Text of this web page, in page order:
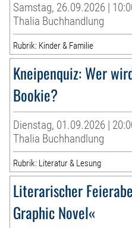
Samstag, 26.09.2026 |
Thalia Buchhandlung
Rubrik: Kinder & Familie
Kneipenquiz: Wer
Bookie?
Dienstag, 01.09.2026 |
Thalia Buchhandlung
Rubrik: Literatur & Lesung
Literarischer
Graphic Novel«